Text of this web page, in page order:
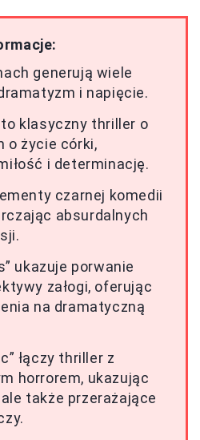
generują wiele
i napięcie.
to klasyczny thriller o
o życie córki,
i determinację.
czarnej komedii
absurdalnych
ukazuje porwanie
załogi, oferując
na dramatyczną
łączy thriller z
horrorem, ukazując
także przerażające